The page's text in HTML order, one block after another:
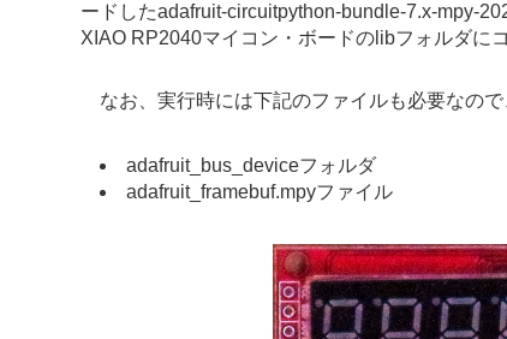
ードしたadafruit-circuitpython-bundle-7.x-mpy-
XIAO RP2040マイコン・ボードのlibフォルダに
なお、実行時には下記のファイルも必要なので
adafruit_bus_deviceフォルダ
adafruit_framebuf.mpyファイル